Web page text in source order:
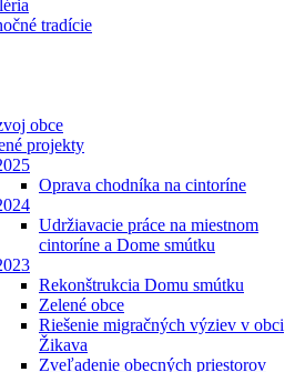
tradície
obce
projekty
Oprava chodníka na cintoríne
Udržiavacie práce na miestnom
cintoríne a Dome smútku
Rekonštrukcia Domu smútku
Zelené obce
Riešenie migračných výziev v obci
Žikava
Zveľadenie obecných priestorov